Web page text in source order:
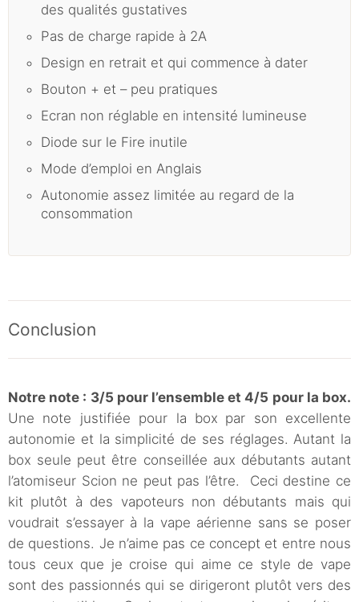
des qualités gustatives
Pas de charge rapide à 2A
Design en retrait et qui commence à dater
Bouton + et – peu pratiques
Ecran non réglable en intensité lumineuse
Diode sur le Fire inutile
Mode d’emploi en Anglais
Autonomie assez limitée au regard de la
consommation
Conclusion
Notre note : 3/5 pour l’ensemble et 4/5 pour la box.
Une note justifiée pour la box par son excellente
autonomie et la simplicité de ses réglages. Autant la
box seule peut être conseillée aux débutants autant
l’atomiseur Scion ne peut pas l’être. Ceci destine ce
kit plutôt à des vapoteurs non débutants mais qui
voudrait s’essayer à la vape aérienne sans se poser
de questions. Je n’aime pas ce concept et entre nous
tous ceux que je croise qui aime ce style de vape
sont des passionnés qui se dirigeront plutôt vers des